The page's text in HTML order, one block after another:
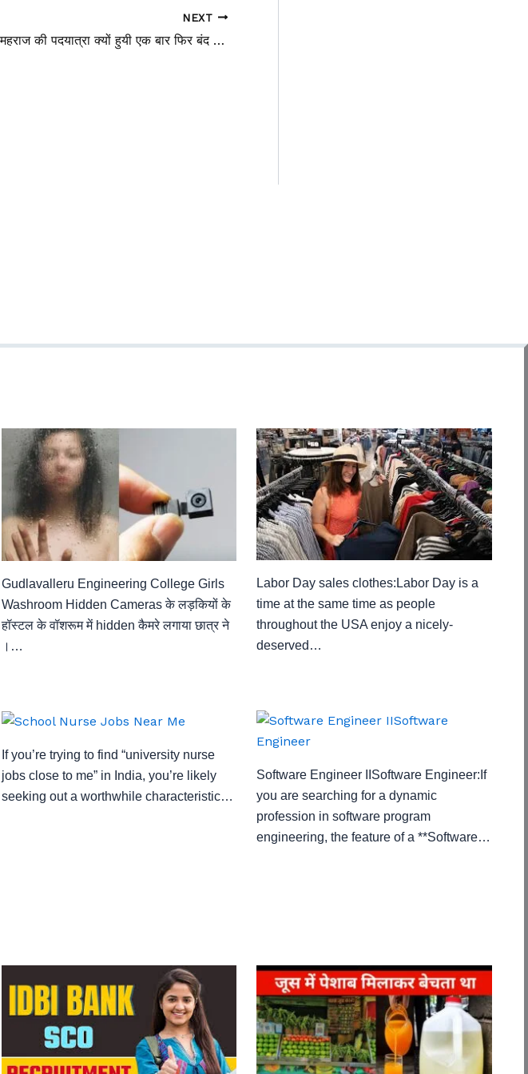
NEXT
प्रेमानन्द महराज की पदयात्रा क्यों हुयी एक बार फिर बंद भक्त न खड़े हो रात्रि को
Gudlavalleru Engineering College Girls
Washroom Hidden Cameras के लड़कियों के
हॉस्टल के वॉशरूम में hidden कैमरे लगाया छात्र ने
।…
Labor Day sales clothes:Labor Day is a
time at the same time as people
throughout the USA enjoy a nicely-
deserved…
If you’re trying to find “university nurse
jobs close to me” in India, you’re likely
seeking out a worthwhile characteristic…
Software Engineer IISoftware Engineer:If
you are searching for a dynamic
profession in software program
engineering, the feature of a **Software…